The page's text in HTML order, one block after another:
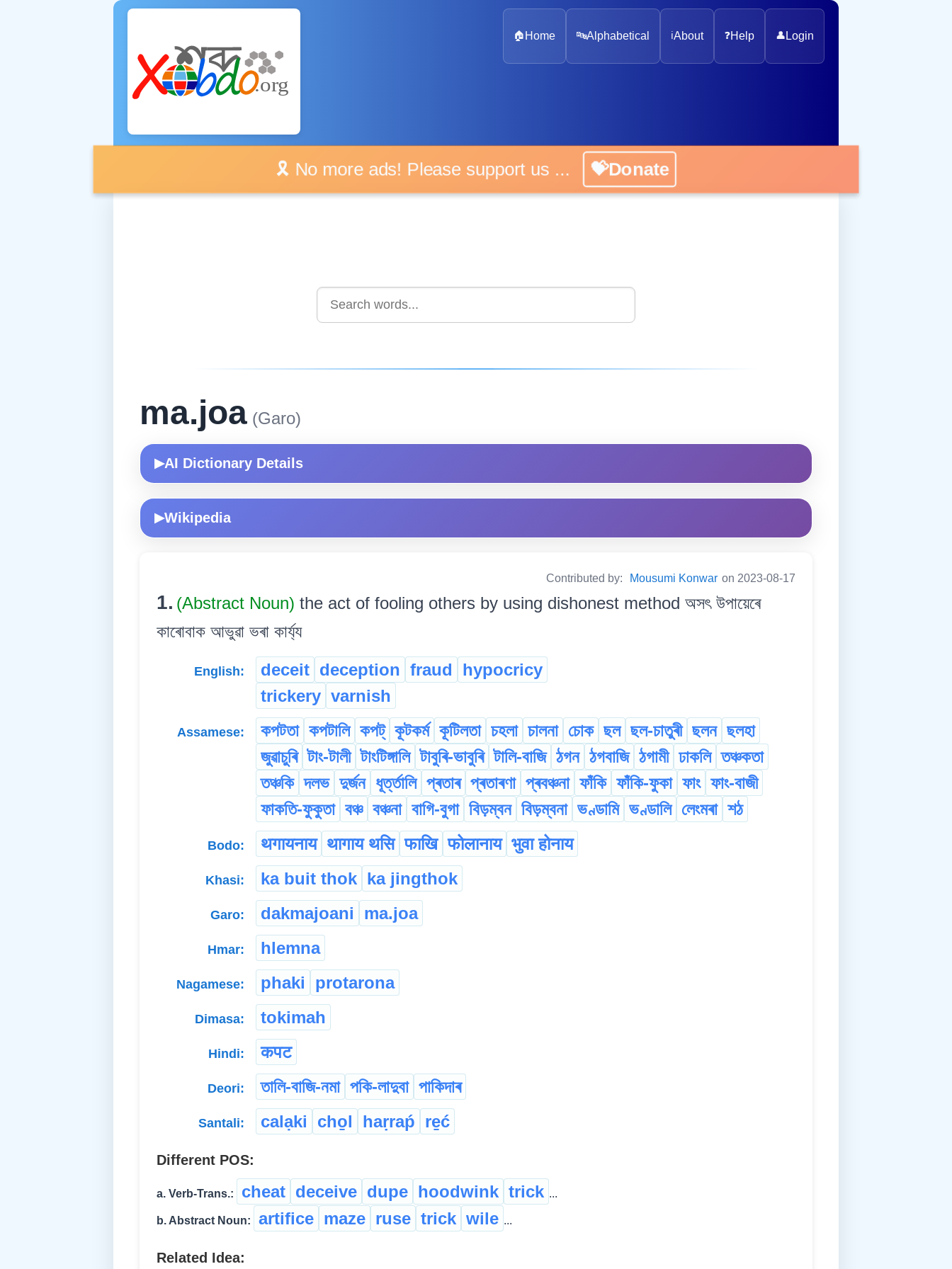
🏠 Home 🔤Alphabetical ℹ️About ❓Help 👤 Login
🎗️ No more ads! Please support us ... 💝Donate
ma.joa (Garo)
▶AI Dictionary Details
▶Wikipedia
Contributed by: Mousumi Konwar on 2023-08-17
1. (Abstract Noun) the act of fooling others by using dishonest method অসৎ উপায়েৰে
কাৰোবাক আভুৱা ভৰা কাৰ্য্য
English: deceit deception fraud
hypocricy
trickery varnish
Assamese: কপটতা কপটালি কপট্ কূটকৰ্ম কূটিলতা চহলা চালনা চোক ছল ছল-চাতুৰী ছলন ছলহা
জুৱাচুৰি টাং-টালী টাংটিঙ্গালি টাবুৰি-ভাবুৰি টালি-বাজি ঠগন ঠগবাজি ঠগামী ঢাকলি তঞ্চকতা
তঞ্চকি দলভ দুৰ্জন ধূৰ্ত্তালি প্ৰতাৰ প্ৰতাৰণা প্ৰবঞ্চনা ফাঁকি ফাঁকি-ফুকা ফাং ফাং-বাজী
ফাকতি-ফুকুতা বঞ্চ বঞ্চনা বাগি-বুগা বিড়ম্বন বিড়ম্বনা ভণ্ডামি ভণ্ডালি লেংমৰা শঠ
Bodo: थगायनाय थागाय थसि फाखि फोलानाय भुवा होनाय
Khasi: ka buit thok ka jingthok
Garo: dakmajoani ma.joa
Hmar: hlemna
Nagamese: phaki protarona
Dimasa: tokimah
Hindi: कपट
Deori: তালি-বাজি-নমা পকি-লাদুবা পাকিদাৰ
Santali: calạki cho̱l haṛraṕ re̱ć
Different POS:
a. Verb-Trans.: cheat deceive dupe hoodwink trick ...
b. Abstract Noun: artifice maze ruse trick wile ...
Related Idea: